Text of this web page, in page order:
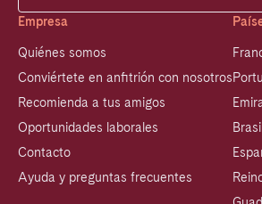
Empresa
Quiénes somos
Conviértete en anfitrión con nosotros
Recomienda a tus amigos
Oportunidades laborales
Contacto
Ayuda y preguntas frecuentes
Brasil